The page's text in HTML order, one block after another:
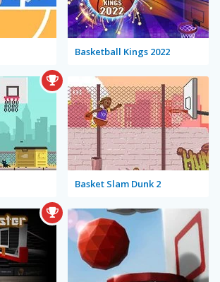
Basketball Kings 2022
Basket Slam Dunk 2